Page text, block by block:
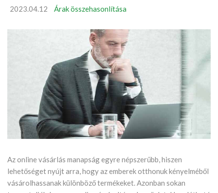
2023.04.12 Árak összehasonlítása
Az online vásárlás manapság egyre népszerűbb, hiszen
lehetőséget nyújt arra, hogy az emberek otthonuk kényelméből
vásárolhassanak különböző termékeket. Azonban sokan